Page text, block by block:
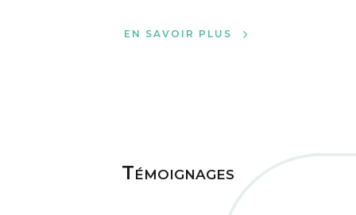
EN SAVOIR PLUS
Témoignages